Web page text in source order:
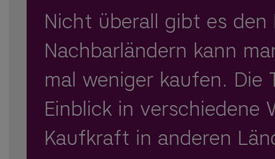
Nicht überall gibt es den
Nachbarländern kann
mal weniger kaufen. Die
Einblick in verschiedene
Kaufkraft in anderen